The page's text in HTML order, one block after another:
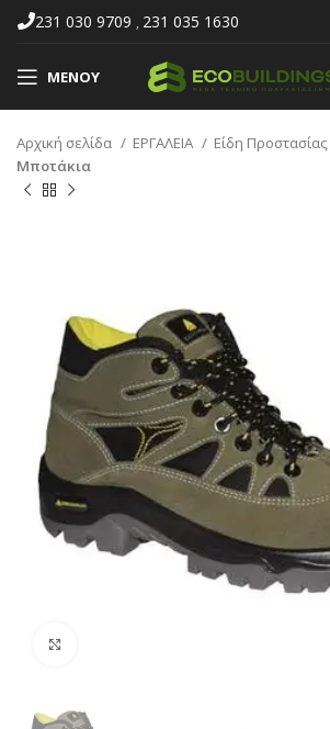
231 030 9709 , 231 035 1630
ΜΕΝΟΎ
Αρχική σελίδα ΕΡΓΑΛΕΙΑ Είδη Προστασίας
Μποτάκια